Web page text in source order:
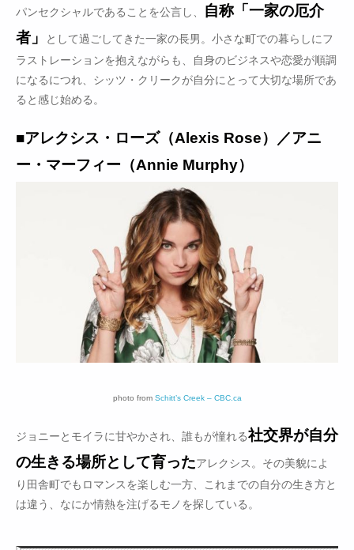
パンセクシャルであることを公言し、
自称「一家の厄介
者」
として過ごしてきた一家の長男。小さな町での暮らしにフ
ラストレーションを抱えながらも、自身のビジネスや恋愛が順調
になるにつれ、シッツ・クリークが自分にとって大切な場所であ
ると感じ始める。
■アレクシス・ローズ（Alexis Rose）／アニ
ー・マーフィー（Annie Murphy）
photo from Schitt’s Creek – CBC.ca
ジョニーとモイラに甘やかされ、誰もが憧れる社交界が自分
の生きる場所として育ったアレクシス。その美貌によ
り田舎町でもロマンスを楽しむ一方、これまでの自分の生き方と
は違う、なにか情熱を注げるモノを探している。